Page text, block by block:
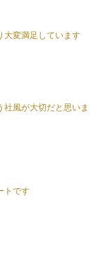
大変満足しています
風が大切だと思いま
トです